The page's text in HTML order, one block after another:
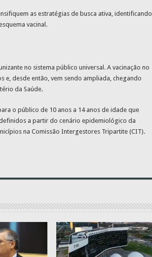
as estratégias de busca ativa, identificando
vacinal.
no sistema público universal. A vacinação no
e, desde então, vem sendo ampliada, chegando
da Saúde.
o público de 10 anos a 14 anos de idade que
a partir do cenário epidemiológico da
na Comissão Intergestores Tripartite (CIT).